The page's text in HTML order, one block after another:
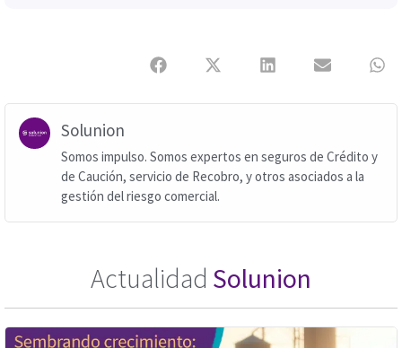
Solunion
Somos impulso. Somos expertos en seguros de Crédito y
de Caución, servicio de Recobro, y otros asociados a la
gestión del riesgo comercial.
Actualidad Solunion